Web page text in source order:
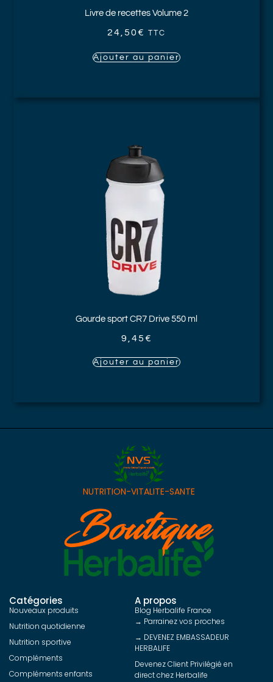
Livre de recettes Volume 2
24,50€ TTC
Ajouter au panier
Gourde sport CR7 Drive 550 ml
9,45€
Ajouter au panier
NUTRITION-VITALITE-SANTE
Catégories
Nouveaux produits
Nutrition quotidienne
Nutrition sportive
Compléments
Compléments enfants
A propos
Blog Herbalife France
→ Parrainez vos proches
→ DEVENEZ EMBASSADEUR
HERBALIFE
Devenez Client Privilégié en
direct chez Herbalife